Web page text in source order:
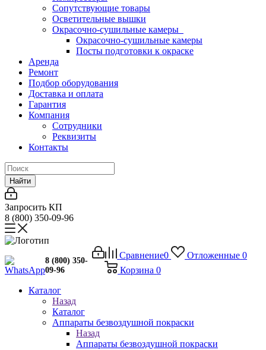
Сопутствующие товары
Осветительные вышки
Окрасочно-сушильные камеры
Окрасочно-сушильные камеры
Посты подготовки к окраске
Аренда
Ремонт
Подбор оборудования
Доставка и оплата
Гарантия
Компания
Сотрудники
Реквизиты
Контакты
Найти
Запросить КП
8 (800) 350-09-96
Сравнение0 Отложенные 0
Корзина 0
8 (800) 350-
09-96
Каталог
Назад
Каталог
Аппараты безвоздушной покраски
Назад
Аппараты безвоздушной покраски